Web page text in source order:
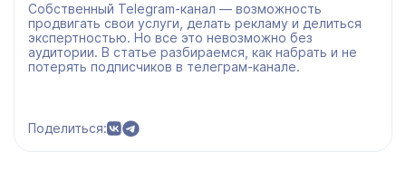
Собственный Telegram-канал — возможность
продвигать свои услуги, делать рекламу и делиться
экспертностью. Но все это невозможно без
аудитории. В статье разбираемся, как набрать и не
потерять подписчиков в телеграм-канале.
Поделиться: